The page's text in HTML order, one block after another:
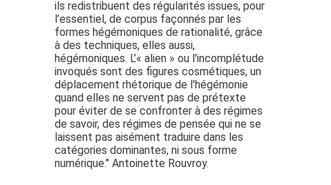
ils redistribuent des régularités issues, pour
l’essentiel, de corpus façonnés par les
formes hégémoniques de rationalité, grâce
à des techniques, elles aussi,
hégémoniques. L’« alien » ou l'incomplétude
invoqués sont des figures cosmétiques, un
déplacement rhétorique de l'hégémonie
quand elles ne servent pas de prétexte
pour éviter de se confronter à des régimes
de savoir, des régimes de pensée qui ne se
laissent pas aisément traduire dans les
catégories dominantes, ni sous forme
numérique." Antoinette Rouvroy.